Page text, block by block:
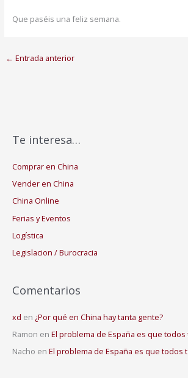
Que paséis una feliz semana.
← Entrada anterior
Te interesa…
Comprar en China
Vender en China
China Online
Ferias y Eventos
Logística
Legislacion / Burocracia
Comentarios
xd en ¿Por qué en China hay tanta gente?
Ramon en El problema de España es que
Nacho en El problema de España es que todos